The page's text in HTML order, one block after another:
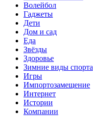
Волейбол
Гаджеты
Дети
Дом и сад
Еда
Звёзды
Здоровье
Зимние виды спорта
Игры
Импортозамещение
Интернет
Истории
Компании